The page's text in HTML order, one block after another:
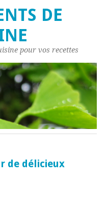
DE
pour vos recettes
de délicieux